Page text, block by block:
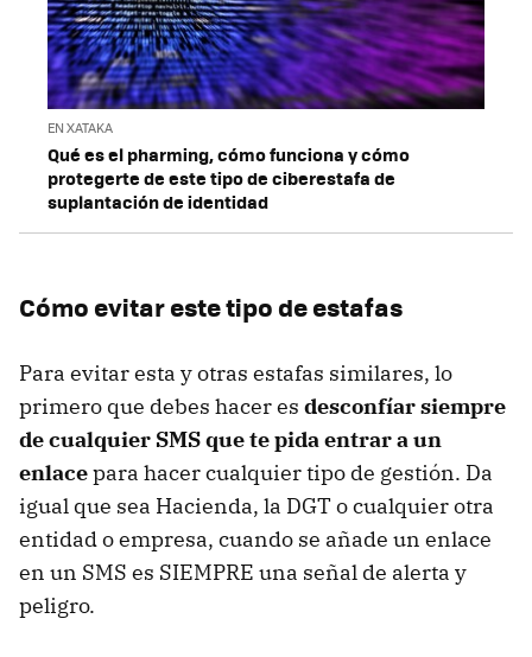
EN XATAKA
Qué es el pharming, cómo funciona y cómo
protegerte de este tipo de ciberestafa de
suplantación de identidad
Cómo evitar este tipo de estafas
Para evitar esta y otras estafas similares, lo
primero que debes hacer es desconfíar siempre
de cualquier SMS que te pida entrar a un
enlacepara hacer cualquier tipo de gestión. Da
igual que sea Hacienda, la DGT o cualquier otra
entidad o empresa, cuando se añade un enlace
en un SMS es SIEMPRE una señal de alerta y
peligro.